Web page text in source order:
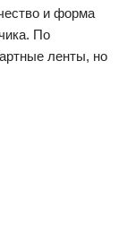
и форма
По
ленты, но